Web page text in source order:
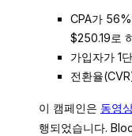
CPA가
$250.19로
가입자가 1
전환율
이 캠페인은 동영
행되었습니다.